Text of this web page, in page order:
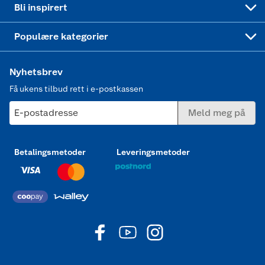
Bli inspirert
Populære kategorier
Nyhetsbrev
Få ukens tilbud rett i e-postkassen
E-postadresse Meld meg på
Betalingsmetoder Leveringsmetoder